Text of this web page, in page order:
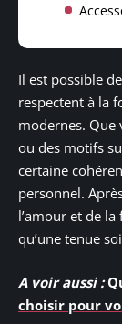
Il est possible
respectent à la
modernes. Que
ou des motifs
certaine
personnel.
l’amour et de
qu’une tenue
A voir aussi :
choisir pour